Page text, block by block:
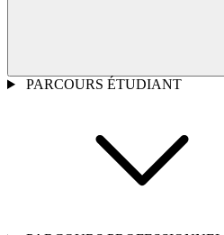
PARCOURS ÉTUDIANT